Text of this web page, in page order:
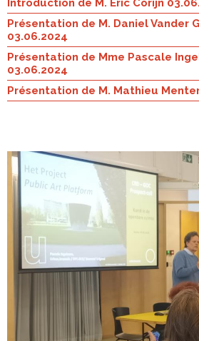
Introduction de M. Eric Corijn
Présentation de M. Daniel Vander
03.06.2024
Présentation de Mme Pascale
03.06.2024
Présentation de M. Mathieu